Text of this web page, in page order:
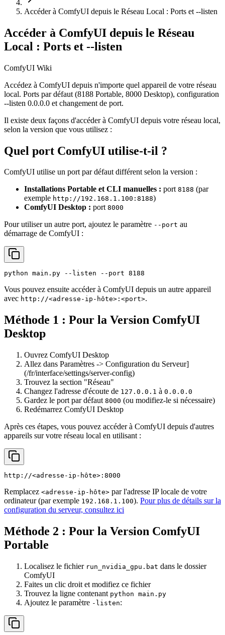
Accéder à ComfyUI depuis le Réseau Local : Ports et --listen
Accéder à ComfyUI depuis le Réseau
Local : Ports et --listen
ComfyUI Wiki
Accédez à ComfyUI depuis n'importe quel appareil de votre réseau
local. Ports par défaut (8188 Portable, 8000 Desktop), configuration
--listen 0.0.0.0 et changement de port.
Il existe deux façons d'accéder à ComfyUI depuis votre réseau local,
selon la version que vous utilisez :
Quel port ComfyUI utilise-t-il ?
ComfyUI utilise un port par défaut différent selon la version :
Installations Portable et CLI manuelles : port 8188 (par
exemple http://192.168.1.100:8188)
ComfyUI Desktop : port 8000
Pour utiliser un autre port, ajoutez le paramètre --port au
démarrage de ComfyUI :
python main.py --listen --port 8188
Vous pouvez ensuite accéder à ComfyUI depuis un autre appareil
avec http://<adresse-ip-hôte>:<port>.
Méthode 1 : Pour la Version ComfyUI
Desktop
Ouvrez ComfyUI Desktop
Allez dans Paramètres -> Configuration du Serveur]
(/fr/interface/settings/server-config)
Trouvez la section "Réseau"
Changez l'adresse d'écoute de 127.0.0.1 à 0.0.0.0
Gardez le port par défaut 8000 (ou modifiez-le si nécessaire)
Redémarrez ComfyUI Desktop
Après ces étapes, vous pouvez accéder à ComfyUI depuis d'autres
appareils sur votre réseau local en utilisant :
http://<adresse-ip-hôte>:8000
Remplacez <adresse-ip-hôte> par l'adresse IP locale de votre
ordinateur (par exemple 192.168.1.100). Pour plus de détails sur la
configuration du serveur, consultez ici
Méthode 2 : Pour la Version ComfyUI
Portable
Localisez le fichier run_nvidia_gpu.bat dans le dossier
ComfyUI
Faites un clic droit et modifiez ce fichier
Trouvez la ligne contenant python main.py
Ajoutez le paramètre -listen: